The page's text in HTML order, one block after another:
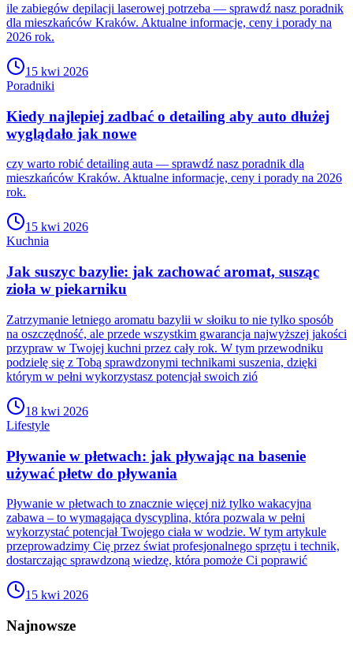
ile zabiegów depilacji laserowej potrzeba — sprawdź nasz poradnik
dla mieszkańców Kraków. Aktualne informacje, ceny i porady na
2026 rok.
15 kwi 2026
Poradniki
Kiedy najlepiej zadbać o detailing aby auto dłużej
wyglądało jak nowe
czy warto robić detailing auta — sprawdź nasz poradnik dla
mieszkańców Kraków. Aktualne informacje, ceny i porady na 2026
rok.
15 kwi 2026
Kuchnia
Jak suszyc bazylie: jak zachować aromat, susząc
zioła w piekarniku
Zatrzymanie letniego aromatu bazylii w słoiku to nie tylko sposób
na oszczędność, ale przede wszystkim gwarancja najwyższej jakości
przypraw w Twojej kuchni przez cały rok. W tym przewodniku
podzielę się z Tobą sprawdzonymi technikami suszenia, dzięki
którym w pełni wykorzystasz potencjał swoich zió
18 kwi 2026
Lifestyle
Pływanie w płetwach: jak pływając na basenie
używać płetw do pływania
Pływanie w płetwach to znacznie więcej niż tylko wakacyjna
zabawa – to wymagająca dyscyplina, która pozwala w pełni
wykorzystać potencjał Twojego ciała w wodzie. W tym artykule
przeprowadzimy Cię przez świat profesjonalnego sprzętu i technik,
dostarczając sprawdzoną wiedzę, która pomoże Ci poprawić
15 kwi 2026
Najnowsze